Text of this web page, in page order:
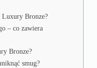
Luxury Bronze?
– co zawiera
Bronze?
smug?